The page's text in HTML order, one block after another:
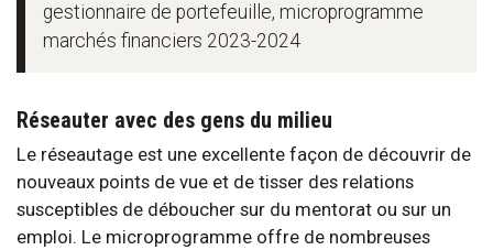
gestionnaire de portefeuille, microprogramme
marchés financiers 2023-2024
Réseauter avec des gens du milieu
Le réseautage est une excellente façon de découvrir de
nouveaux points de vue et de tisser des relations
susceptibles de déboucher sur du mentorat ou sur un
emploi. Le microprogramme offre de nombreuses